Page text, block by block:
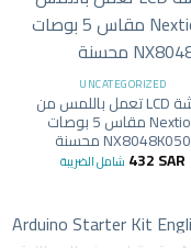
UNCATEGORIZED
شاشة LCD تعمل باللمس من
Nextion مقاس 5 بوصات
NX8048K050 محسنة
432SAR شامل الضريبة